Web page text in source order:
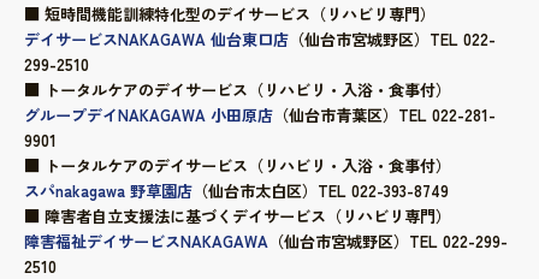
■ 短時間機能訓練特化型のデイサービス（リハビリ専門）
デイサービスNAKAGAWA 仙台東口店 （仙台市宮城野区）TEL 022-
299-2510
■ トータルケアのデイサービス（リハビリ・入浴・食事付）
グループデイNAKAGAWA 小田原店 （仙台市青葉区）TEL 022-281-
9901
■ トータルケアのデイサービス（リハビリ・入浴・食事付）
スパnakagawa 野草園店 （仙台市太白区）TEL 022-393-8749
■ 障害者自立支援法に基づくデイサービス（リハビリ専門）
障害福祉デイサービスNAKAGAWA （仙台市宮城野区）TEL 022-299-
2510